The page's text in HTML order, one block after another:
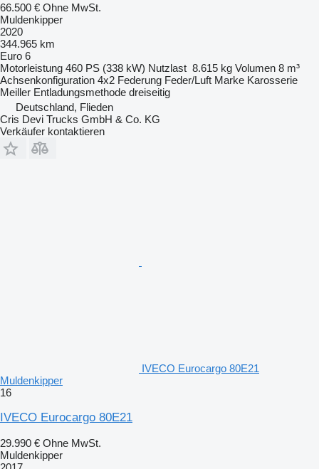
66.500 € Ohne MwSt.
Muldenkipper
2020
344.965 km
Euro 6
Motorleistung 460 PS (338 kW) Nutzlast 8.615 kg Volumen 8 m³
Achsenkonfiguration 4x2 Federung Feder/Luft Marke Karosserie
Meiller Entladungsmethode dreiseitig
Deutschland, Flieden
Cris Devi Trucks GmbH & Co. KG
Verkäufer kontaktieren
IVECO Eurocargo 80E21
Muldenkipper
16
IVECO Eurocargo 80E21
29.990 € Ohne MwSt.
Muldenkipper